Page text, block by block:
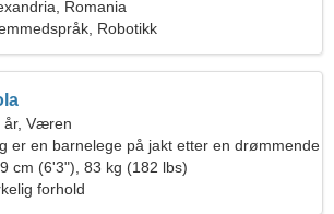
Romania
Robotikk
år, Væren
er en barnelege på jakt etter en drømmende
cm (6'3"), 83 kg (182 lbs)
forhold